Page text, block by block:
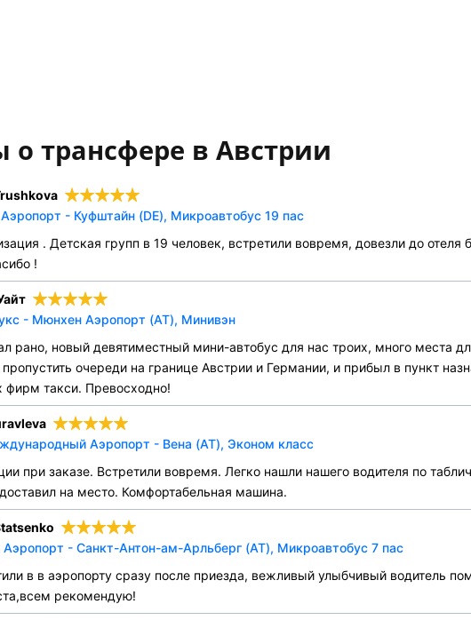
трансфере в Австрии
- Куфштайн (DE), Микроавтобус 19 пас
. Детская групп в 19 человек, встретили вовремя, довезли до отеля
!
- Мюнхен Аэропорт (AT), Минивэн
рано, новый девятиместный мини-автобус для нас троих, много места
очереди на границе Австрии и Германии, и прибыл в пункт
фирм такси. Превосходно!
Аэропорт - Вена (AT), Эконом класс
при заказе. Встретили вовремя. Легко нашли нашего водителя по
на место. Комфортабельная машина.
Аэропорт - Санкт-Антон-ам-Арльберг (AT), Микроавтобус 7 пас
в в аэропорту сразу после приезда, вежливый улыбчивый водитель
рекомендую!